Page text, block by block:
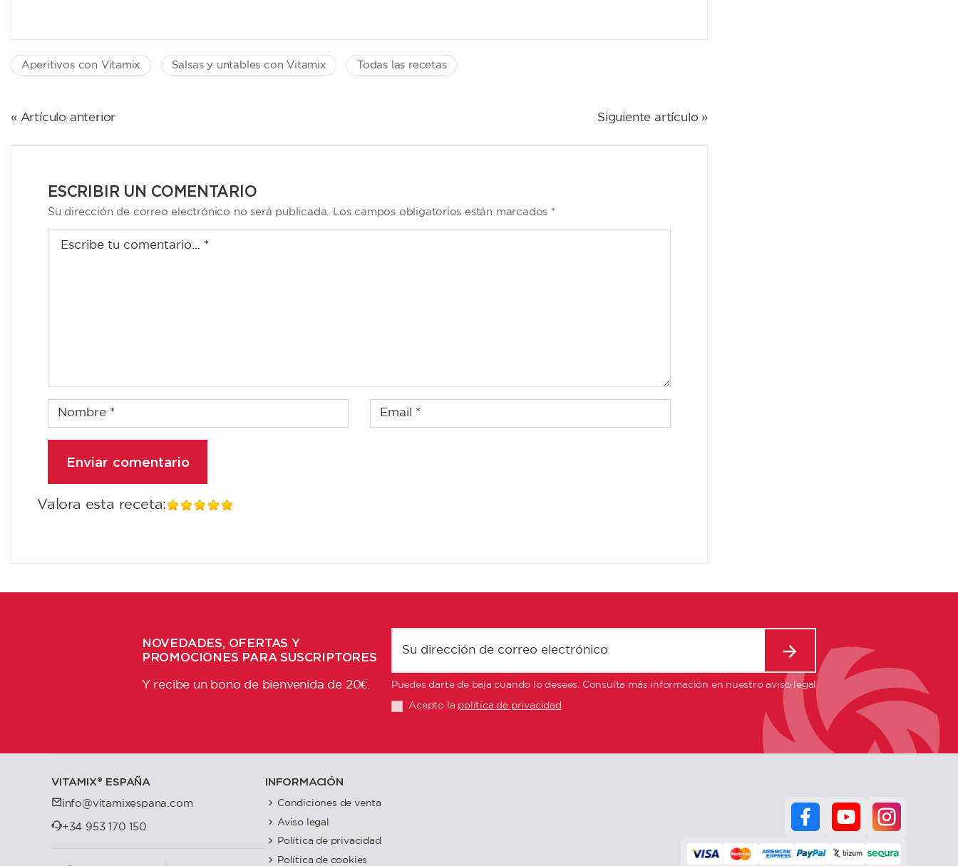
Aperitivos con Vitamix Salsas y untables con Vitamix Todas las recetas
NAVEGACIÓN
« Artículo anterior Siguiente artículo »
ESCRIBIR UN COMENTARIO
Su dirección de correo electrónico no será publicada. Los campos obligatorios están marcados *
Valora esta receta:
NOVEDADES, OFERTAS Y
PROMOCIONES PARA SUSCRIPTORES
Y recibe un bono de bienvenida de 20€. Puedes darte de baja cuando lo desees. Consulta más información en nuestro aviso legal
Acepto la política de privacidad
VITAMIX®️ ESPAÑA
info@vitamixespana.com
+34 953 170 150
INFORMACIÓN
Condiciones de venta
Aviso legal
Política de privacidad
Política de cookies